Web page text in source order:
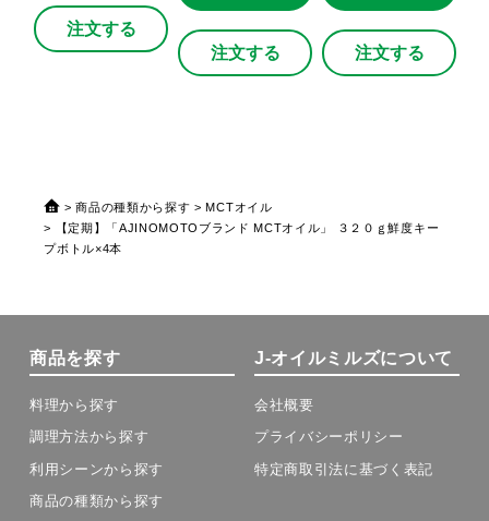
注文する
注文する 注文する
商品の種類から探す
MCTオイル
【定期】「AJINOMOTOブランド MCTオイル」 ３２０ｇ鮮度キー
プボトル×4本
商品を探す
料理から探す
調理方法から探す
利用シーンから探す
商品の種類から探す
J-オイルミルズについて
会社概要
プライバシーポリシー
特定商取引法に基づく表記